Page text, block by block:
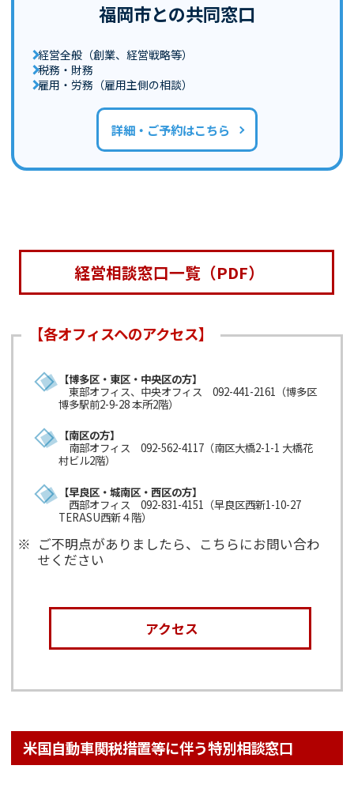
福岡市との共同窓口
経営全般（創業、経営戦略等）
税務・財務
雇用・労務（雇用主側の相談）
詳細・ご予約はこちら
経営相談窓口一覧（PDF）
【博多区・東区・中央区の方】
東部オフィス、中央オフィス 092-441-2161（博多区
博多駅前2-9-28 本所2階）
【南区の方】
南部オフィス 092-562-4117（南区大橋2-1-1 大橋花
村ビル2階）
【早良区・城南区・西区の方】
西部オフィス 092-831-4151（早良区西新1-10-27
TERASU西新４階）
ご不明点がありましたら、こちらにお問い合わ
せください
アクセス
米国自動車関税措置等に伴う特別相談窓口